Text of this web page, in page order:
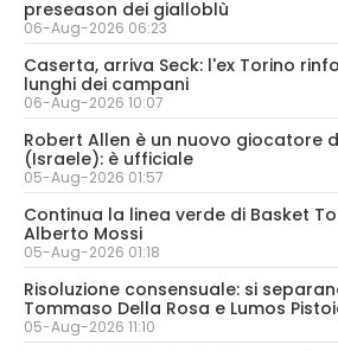
preseason dei gialloblù
06-Aug-2026 06:23
Caserta, arriva Seck: l'ex Torino
lunghi dei campani
06-Aug-2026 10:07
Robert Allen è un nuovo giocatore
(Israele): è ufficiale
05-Aug-2026 01:57
Continua la linea verde di Basket
Alberto Mossi
05-Aug-2026 01:18
Risoluzione consensuale: si
Tommaso Della Rosa e Lumos
05-Aug-2026 11:10